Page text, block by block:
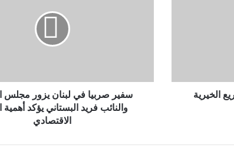
سفير صربيا في لبنان يزور مجلس
والنائب فريد البستاني يؤكد أهمية
الاقتصادي
الخيرية